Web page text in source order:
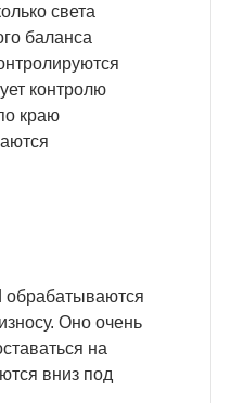
света
баланса
контролю
краю
обрабатываются
Оно очень
на
вниз под